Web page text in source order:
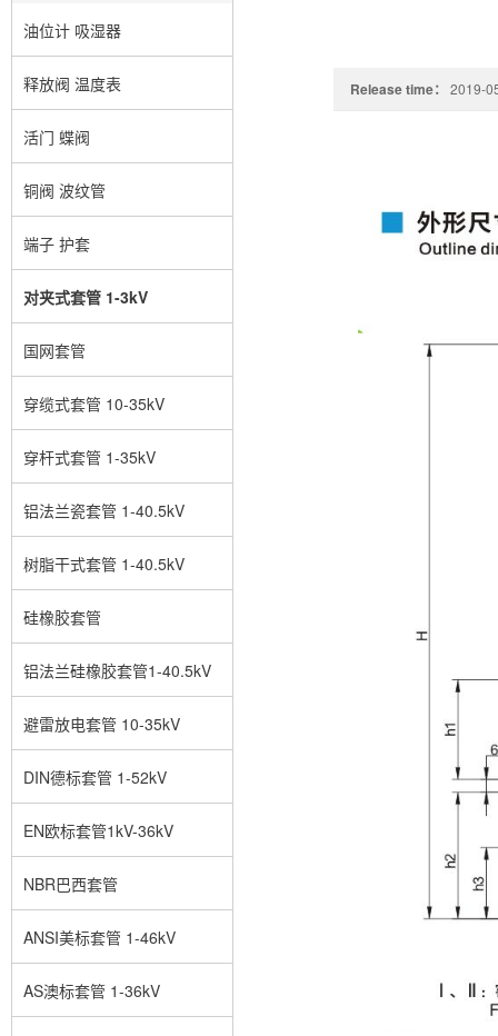
油位计 吸湿器
释放阀 温度表
活门 蝶阀
铜阀 波纹管
端子 护套
对夹式套管 1-3kV
国网套管
穿缆式套管 10-35kV
穿杆式套管 1-35kV
铝法兰瓷套管 1-40.5kV
树脂干式套管 1-40.5kV
硅橡胶套管
铝法兰硅橡胶套管1-40.5kV
避雷放电套管 10-35kV
DIN德标套管 1-52kV
EN欧标套管1kV-36kV
NBR巴西套管
ANSI美标套管 1-46kV
AS澳标套管 1-36kV
Release time： 2019-